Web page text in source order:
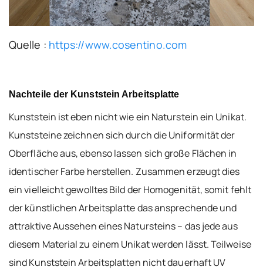
Quelle : https://www.cosentino.com
Nachteile der Kunststein Arbeitsplatte
Kunststein ist eben nicht wie ein Naturstein ein Unikat.
Kunststeine zeichnen sich durch die Uniformität der
Oberfläche aus, ebenso lassen sich große Flächen in
identischer Farbe herstellen. Zusammen erzeugt dies
ein vielleicht gewolltes Bild der Homogenität, somit fehlt
der künstlichen Arbeitsplatte das ansprechende und
attraktive Aussehen eines Natursteins – das jede aus
diesem Material zu einem Unikat werden lässt. Teilweise
sind Kunststein Arbeitsplatten nicht dauerhaft UV